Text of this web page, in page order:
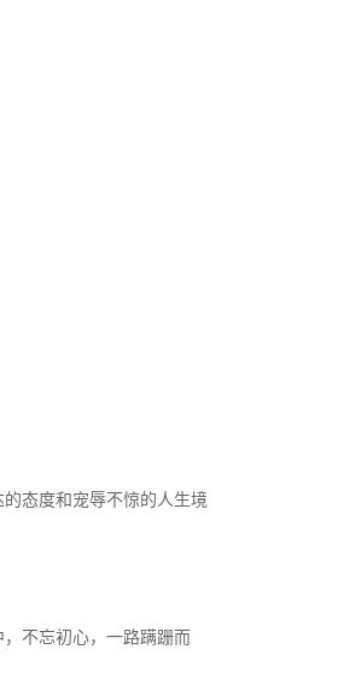
态度和宠辱不惊的人生境
不忘初心，一路蹒跚而